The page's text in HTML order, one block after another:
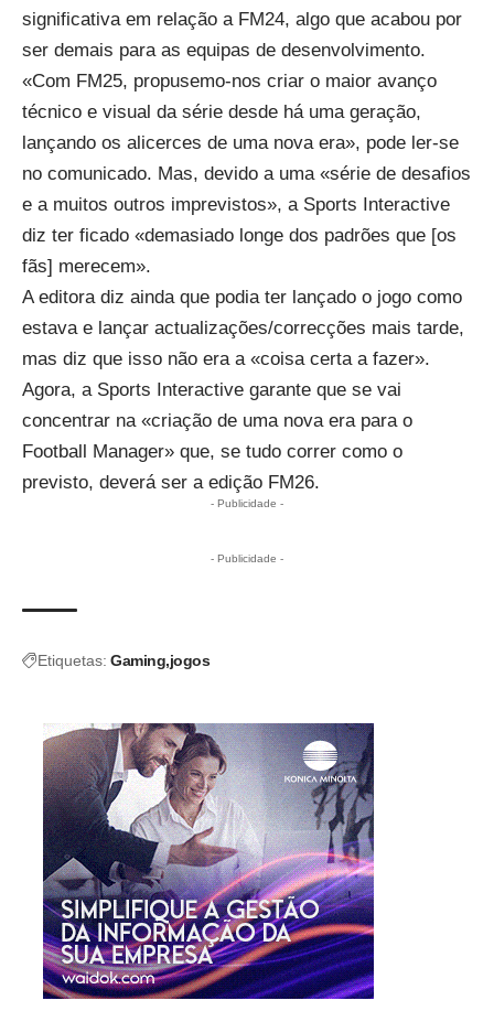
significativa em relação a FM24, algo que acabou por
ser demais para as equipas de desenvolvimento.
«Com FM25, propusemo-nos criar o maior avanço
técnico e visual da série desde há uma geração,
lançando os alicerces de uma nova era», pode ler-se
no comunicado. Mas, devido a uma «série de desafios
e a muitos outros imprevistos», a Sports Interactive
diz ter ficado «demasiado longe dos padrões que [os
fãs] merecem».
A editora diz ainda que podia ter lançado o jogo como
estava e lançar actualizações/correcções mais tarde,
mas diz que isso não era a «coisa certa a fazer».
Agora, a Sports Interactive garante que se vai
concentrar na «criação de uma nova era para o
Football Manager» que, se tudo correr como o
previsto, deverá ser a edição FM26.
- Publicidade -
- Publicidade -
Etiquetas: Gaming jogos